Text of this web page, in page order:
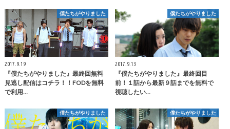
僕たちがやりました
2017.9.19
『僕たちがやりました』最終回無料
見逃し配信はコチラ！！FODを無料
で利用…
僕たちがやりました
2017.9.13
『僕たちがやりました』最終回目
前！１話から最新９話までを無料で
視聴したい…
僕たちがやりました 僕たちがやりました